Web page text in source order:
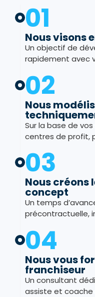
01
Nous visons
Un objectif de
rapidement avec
02
Nous
Sur la base de
centres de profit,
03
Nous créons
concept
Un temps
précontractuelle,
04
Nous vous
franchiseur
Un consultant
assiste et coache